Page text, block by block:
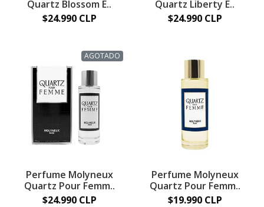
Quartz Blossom E..
$24.990 CLP
Quartz Liberty E..
$24.990 CLP
AGOTADO
Perfume Molyneux
Quartz Pour Femm..
$24.990 CLP
Perfume Molyneux
Quartz Pour Femm..
$19.990 CLP